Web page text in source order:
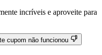
incríveis e aproveite para
cupom não funcionou